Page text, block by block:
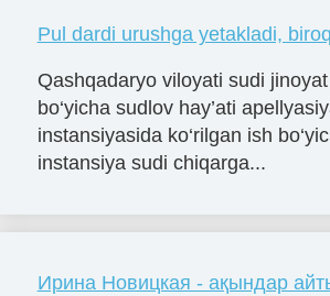
Pul dardi urushga yetakladi,
Qashqadaryo viloyati sudi
bo‘yicha sudlov hay’ati
instansiyasida ko‘rilgan ish
instansiya sudi chiqarga...
Ирина Новицкая - ақындар